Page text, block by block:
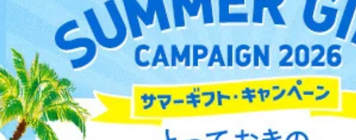
SNS公式アカウン
トに登録された方
の個人情報
お問い合わせ対応、トラブル対
処、オペレーター教育など応対品
質向上のため
その他当社のプライバシーポリシ
ー等にて公表する利用目的達成の
ため
※上記の利用目的のうちNo.1～5については保有個人デ
ータ（開示対象個人情報）の利用目的であり、下記4.の
開示等のご請求に対応させていただきます。
ご利用方法はこちら
総合案内
アフィリエイト 採用情報